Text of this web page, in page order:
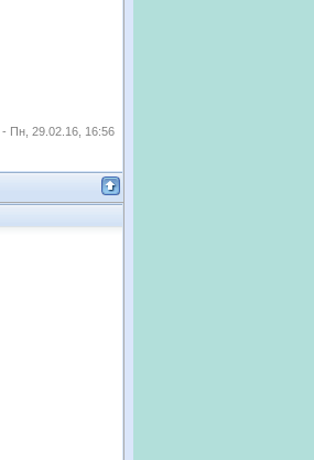
- Пн, 29.02.16, 16:56